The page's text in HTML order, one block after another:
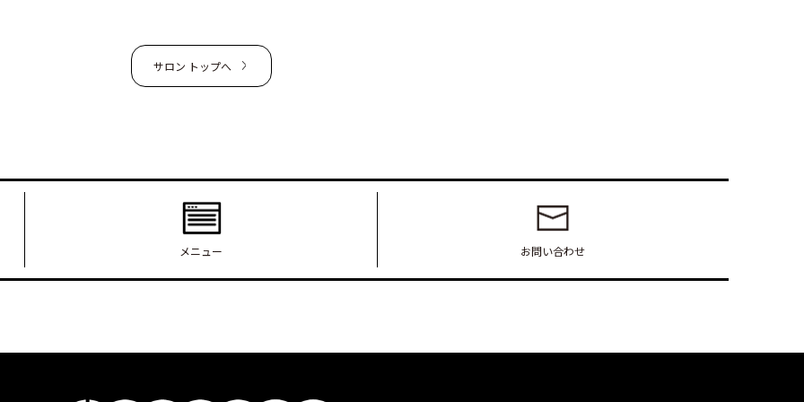
サロン トップへ
メニュー お問い合わせ